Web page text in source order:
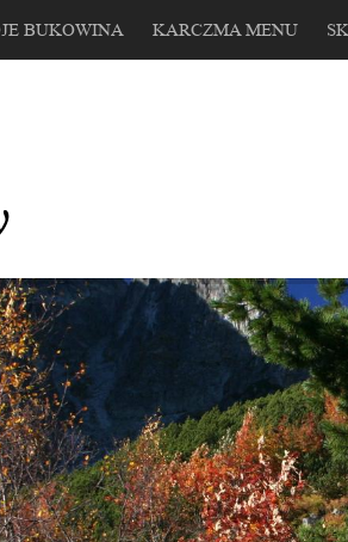
BUKOWINA KARCZMA MENU